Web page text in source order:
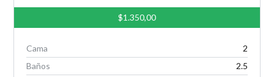
$1.350,00
Cama
2
Baños
2.5